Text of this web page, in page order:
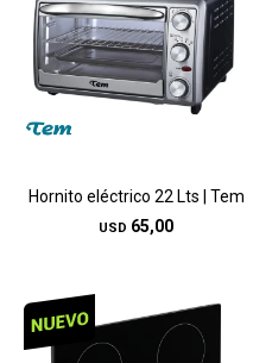
Hornito eléctrico 22 Lts | Tem
USD 65,00